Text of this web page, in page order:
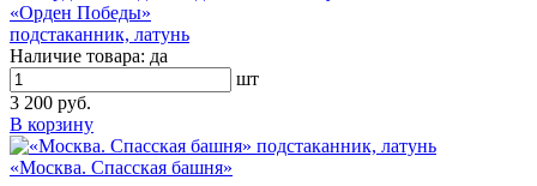
«Орден Победы»
подстаканник, латунь
Наличие товара: да
шт
3 200 руб.
В корзину
«Москва. Спасская башня»